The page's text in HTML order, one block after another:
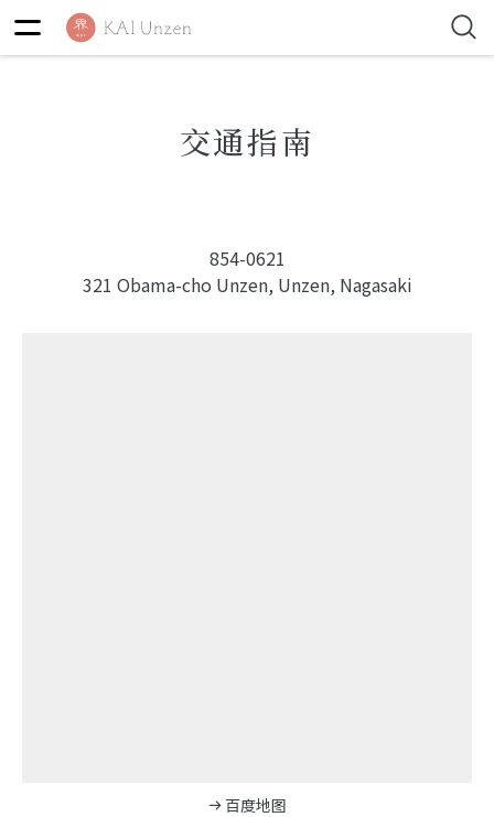
交通指南
854-0621
321 Obama-cho Unzen, Unzen, Nagasaki
百度地图